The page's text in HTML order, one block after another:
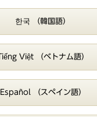
한국 （韓国語）
Tiếng Việt （ベトナム語）
Español （スペイン語）